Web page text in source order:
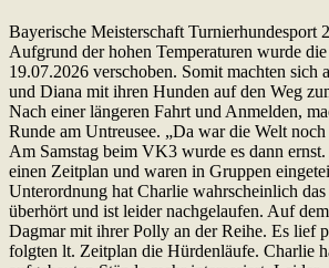
Bayerische Meisterschaft Turnierhundesport
Aufgrund der hohen Temperaturen wurde
19.07.2026 verschoben. Somit machten sich
und Diana mit ihren Hunden auf den Weg
Nach einer längeren Fahrt und Anmelden,
Runde am Untreusee. „Da war die Welt
Am Samstag beim VK3 wurde es dann
einen Zeitplan und waren in Gruppen
Unterordnung hat Charlie wahrscheinlich
überhört und ist leider nachgelaufen. Auf
Dagmar mit ihrer Polly an der Reihe. Es lief
folgten lt. Zeitplan die Hürdenläufe. Charlie